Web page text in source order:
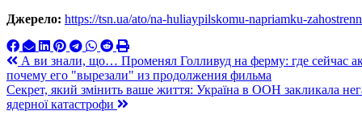
Джерело: https://tsn.ua/ato/na-huliaypilskomu-napriamku-
Навигация
по
записям
А ви знали, що… Променял Голливуд на ферму: где сейчас
почему его "вырезали" из продолжения фильма
Секрет, який змінить ваше життя: Україна в ООН закликала
ядерної катастрофи